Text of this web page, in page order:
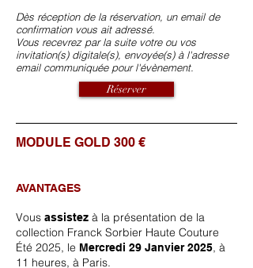
Dès réception de la réservation, un email de
confirmation vous ait adressé.
Vous recevrez par la suite votre ou vos
invitation(s) digitale(s), envoyée(s) à l'adresse
email communiquée pour l'évènement.
Réserver
MODULE GOLD 300 €
AVANTAGES
Vous assistez à la présentation de la
collection Franck Sorbier Haute Couture
Été 2025, le Mercredi 29 Janvier 2025, à
11 heures, à Paris.